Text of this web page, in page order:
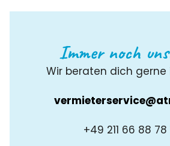
Immer noch
Wir beraten dich gerne
+49 211 66 88 78